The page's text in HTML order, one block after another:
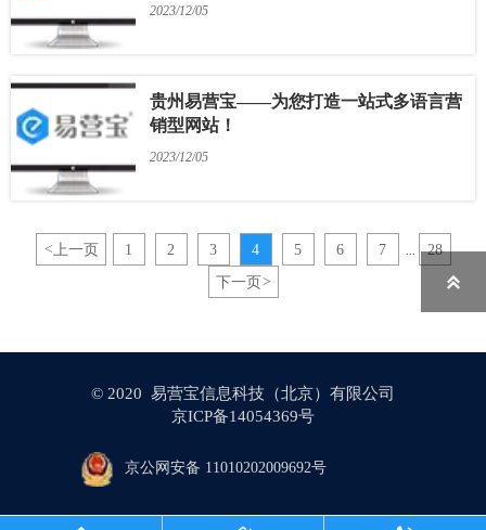
2023/12/05
贵州易营宝——为您打造一站式多语言营
销型网站！
2023/12/05
<上一页 1 2 3 4 5 6 7 ...
28
下一页 >
© 2020 易营宝信息科技（北京）有限公司
京ICP备14054369号
京公网安备 11010202009692号
